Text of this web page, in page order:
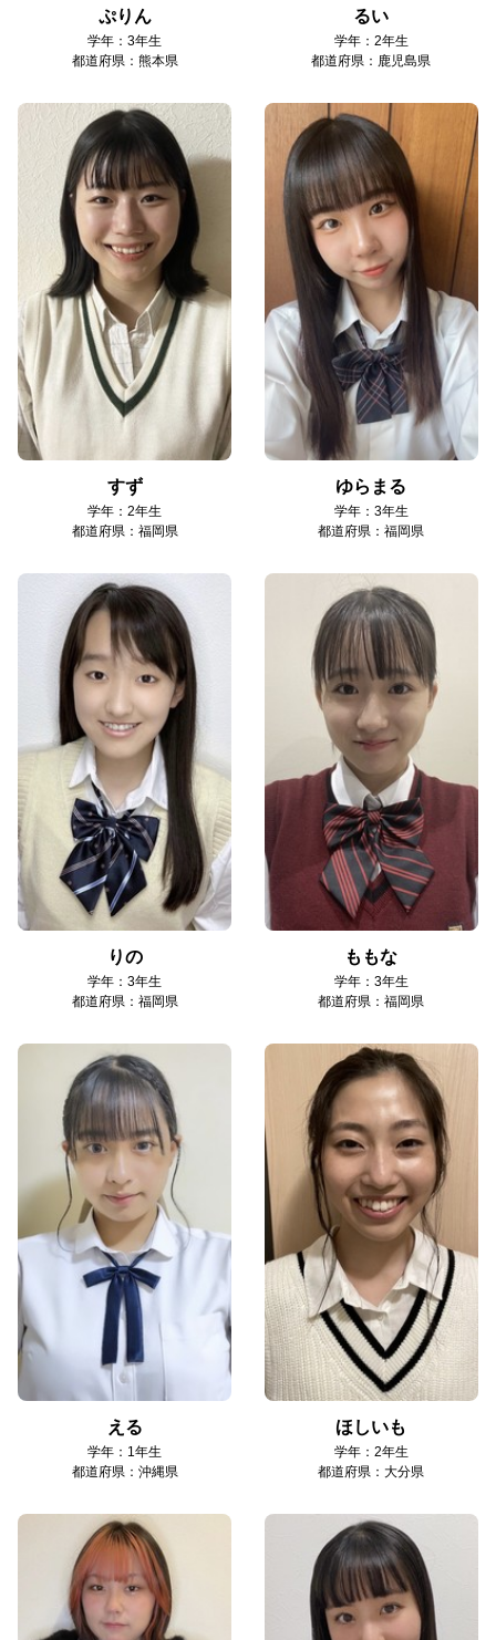
ぷりん
学年：3年生
都道府県：熊本県
るい
学年：2年生
都道府県：鹿児島県
すず
学年：2年生
都道府県：福岡県
ゆらまる
学年：3年生
都道府県：福岡県
りの
学年：3年生
都道府県：福岡県
ももな
学年：3年生
都道府県：福岡県
える
学年：1年生
都道府県：沖縄県
ほしいも
学年：2年生
都道府県：大分県